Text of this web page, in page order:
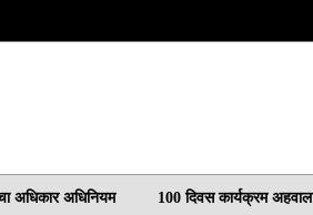
अधिकार अधिनियम 100 दिवस कार्यक्रम अहवाल